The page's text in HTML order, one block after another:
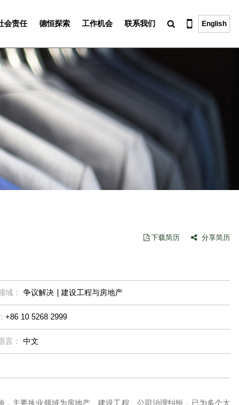
会责任 德恒探索 工作机会 联系我们 English
下载简历 分享简历
域： 争议解决 建设工程与房地产
+86 10 5268 2999
言： 中文
主要执业领域为房地产、建设工程、公司治理纠纷，已为多个大